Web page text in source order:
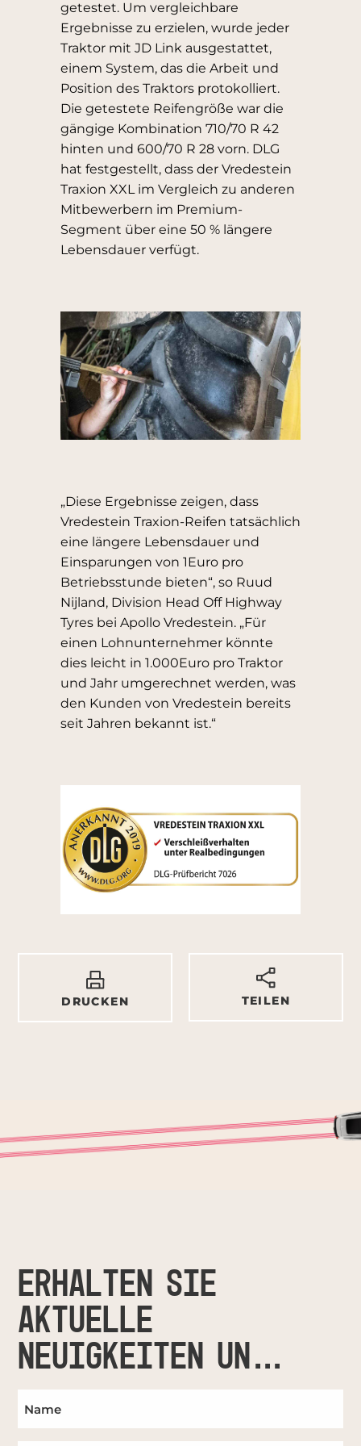
getestet. Um vergleichbare
Ergebnisse zu erzielen, wurde jeder
Traktor mit JD Link ausgestattet,
einem System, das die Arbeit und
Position des Traktors protokolliert.
Die getestete Reifengröße war die
gängige Kombination 710/70 R 42
hinten und 600/70 R 28 vorn. DLG
hat festgestellt, dass der Vredestein
Traxion XXL im Vergleich zu anderen
Mitbewerbern im Premium-
Segment über eine 50 % längere
Lebensdauer verfügt.
„Diese Ergebnisse zeigen, dass
Vredestein Traxion-Reifen tatsächlich
eine längere Lebensdauer und
Einsparungen von 1Euro pro
Betriebsstunde bieten“, so Ruud
Nijland, Division Head Off Highway
Tyres bei Apollo Vredestein. „Für
einen Lohnunternehmer könnte
dies leicht in 1.000Euro pro Traktor
und Jahr umgerechnet werden, was
den Kunden von Vredestein bereits
seit Jahren bekannt ist.“
DRUCKEN TEILEN
ERHALTEN SIE
AKTUELLE
NEUIGKEITEN UND
UPDATES